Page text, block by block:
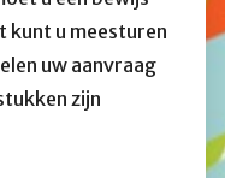
kunt u meesturen
uw aanvraag
zijn